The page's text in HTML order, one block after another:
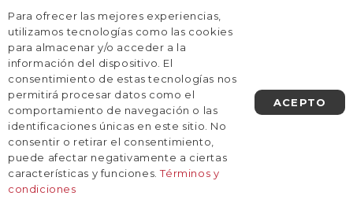
AGENDA UNA LLAMADA
Inicio / Meses / Agosto
Agosto
De momento, no tenemos viajes
planificados a este destino.
Para ofrecer las mejores experiencias,
utilizamos tecnologías como las cookies
para almacenar y/o acceder a la
información del dispositivo. El
consentimiento de estas tecnologías nos
permitirá procesar datos como el
comportamiento de navegación o las
identificaciones únicas en este sitio. No
consentir o retirar el consentimiento,
puede afectar negativamente a ciertas
características y funciones.Términos y
condiciones
ACEPTO